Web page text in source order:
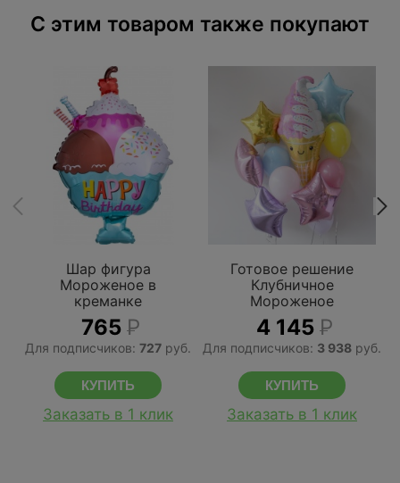
C этим товаром также покупают
Шар фигура
Мороженое в
креманке
765 Р
Для подписчиков: 727 руб.
Заказать в 1 клик
Готовое решение
Клубничное
Мороженое
4 145 Р
Для подписчиков: 3 938 руб.
Заказать в 1 клик